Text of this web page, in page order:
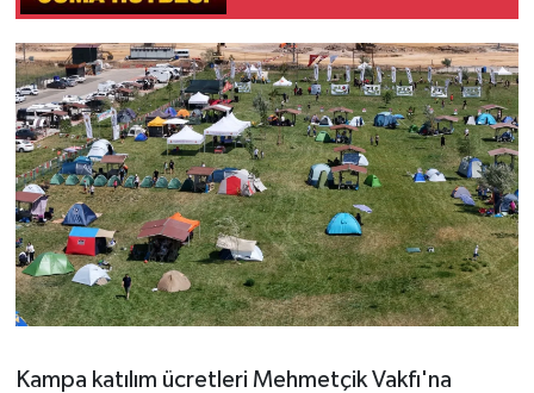
Kampa katılım ücretleri Mehmetçik Vakfı'na